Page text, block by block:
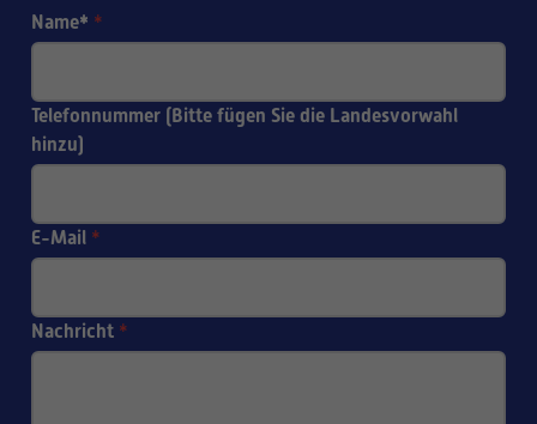
Name* *
Telefonnummer (Bitte fügen Sie die Landesvorwahl
hinzu)
E-Mail *
Nachricht *